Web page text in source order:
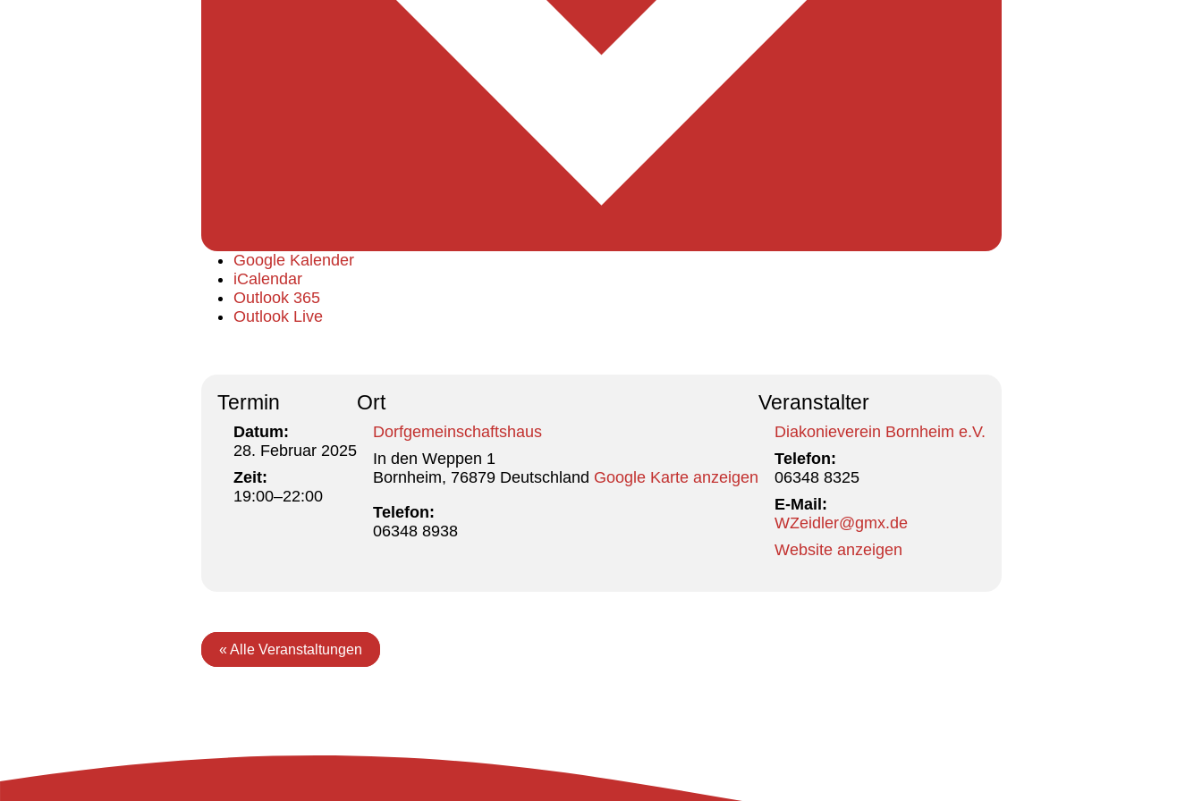
« Alle Veranstaltungen
Google Kalender
iCalendar
Outlook 365
Outlook Live
Termin
Datum:
28. Februar 2025
Zeit:
19:00–22:00
Ort
Dorfgemeinschaftshaus
In den Weppen 1
Bornheim, 76879 Deutschland Google Karte anzeigen
Telefon:
06348 8938
Veranstalter
Diakonieverein Bornheim e.V.
Telefon:
06348 8325
E-Mail:
WZeidler@gmx.de
Website anzeigen